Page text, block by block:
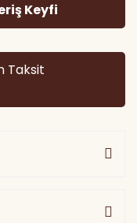
Keyfi
Taksit